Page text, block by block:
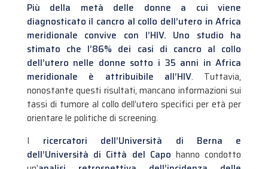
Più della metà delle donne a cui viene
diagnosticato il cancro al collo dell’utero in Africa
meridionale convive con l’HIV. Uno studio ha
stimato che l’86% dei casi di cancro al collo
dell’utero nelle donne sotto i 35 anni in Africa
meridionale è attribuibile all’HIV. Tuttavia,
nonostante questi risultati, mancano informazioni sui
tassi di tumore al collo dell’utero specifici per età per
orientare le politiche di screening.
I ricercatori dell’Università di Berna e
dell’Università di Città del Capo hanno condotto